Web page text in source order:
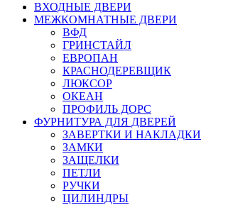
ВХОДНЫЕ ДВЕРИ
МЕЖКОМНАТНЫЕ ДВЕРИ
ВФД
ГРИНСТАЙЛ
ЕВРОПАН
КРАСНОДЕРЕВЩИК
ЛЮКСОР
ОКЕАН
ПРОФИЛЬ ДОРС
ФУРНИТУРА ДЛЯ ДВЕРЕЙ
ЗАВЕРТКИ И НАКЛАДКИ
ЗАМКИ
ЗАЩЕЛКИ
ПЕТЛИ
РУЧКИ
ЦИЛИНДРЫ